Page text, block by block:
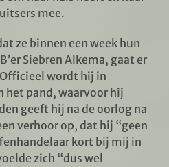
mee.
ze binnen een week hun
Siebren Alkema, gaat er
wordt hij in
het pand, waarvoor hij
geeft hij na de oorlog na
verhoor op, dat hij “geen
kort bij mij in
zich “dus wel